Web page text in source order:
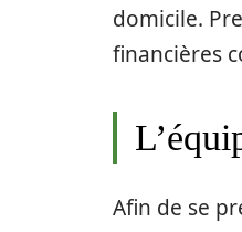
domicile.
financières
Afin de se